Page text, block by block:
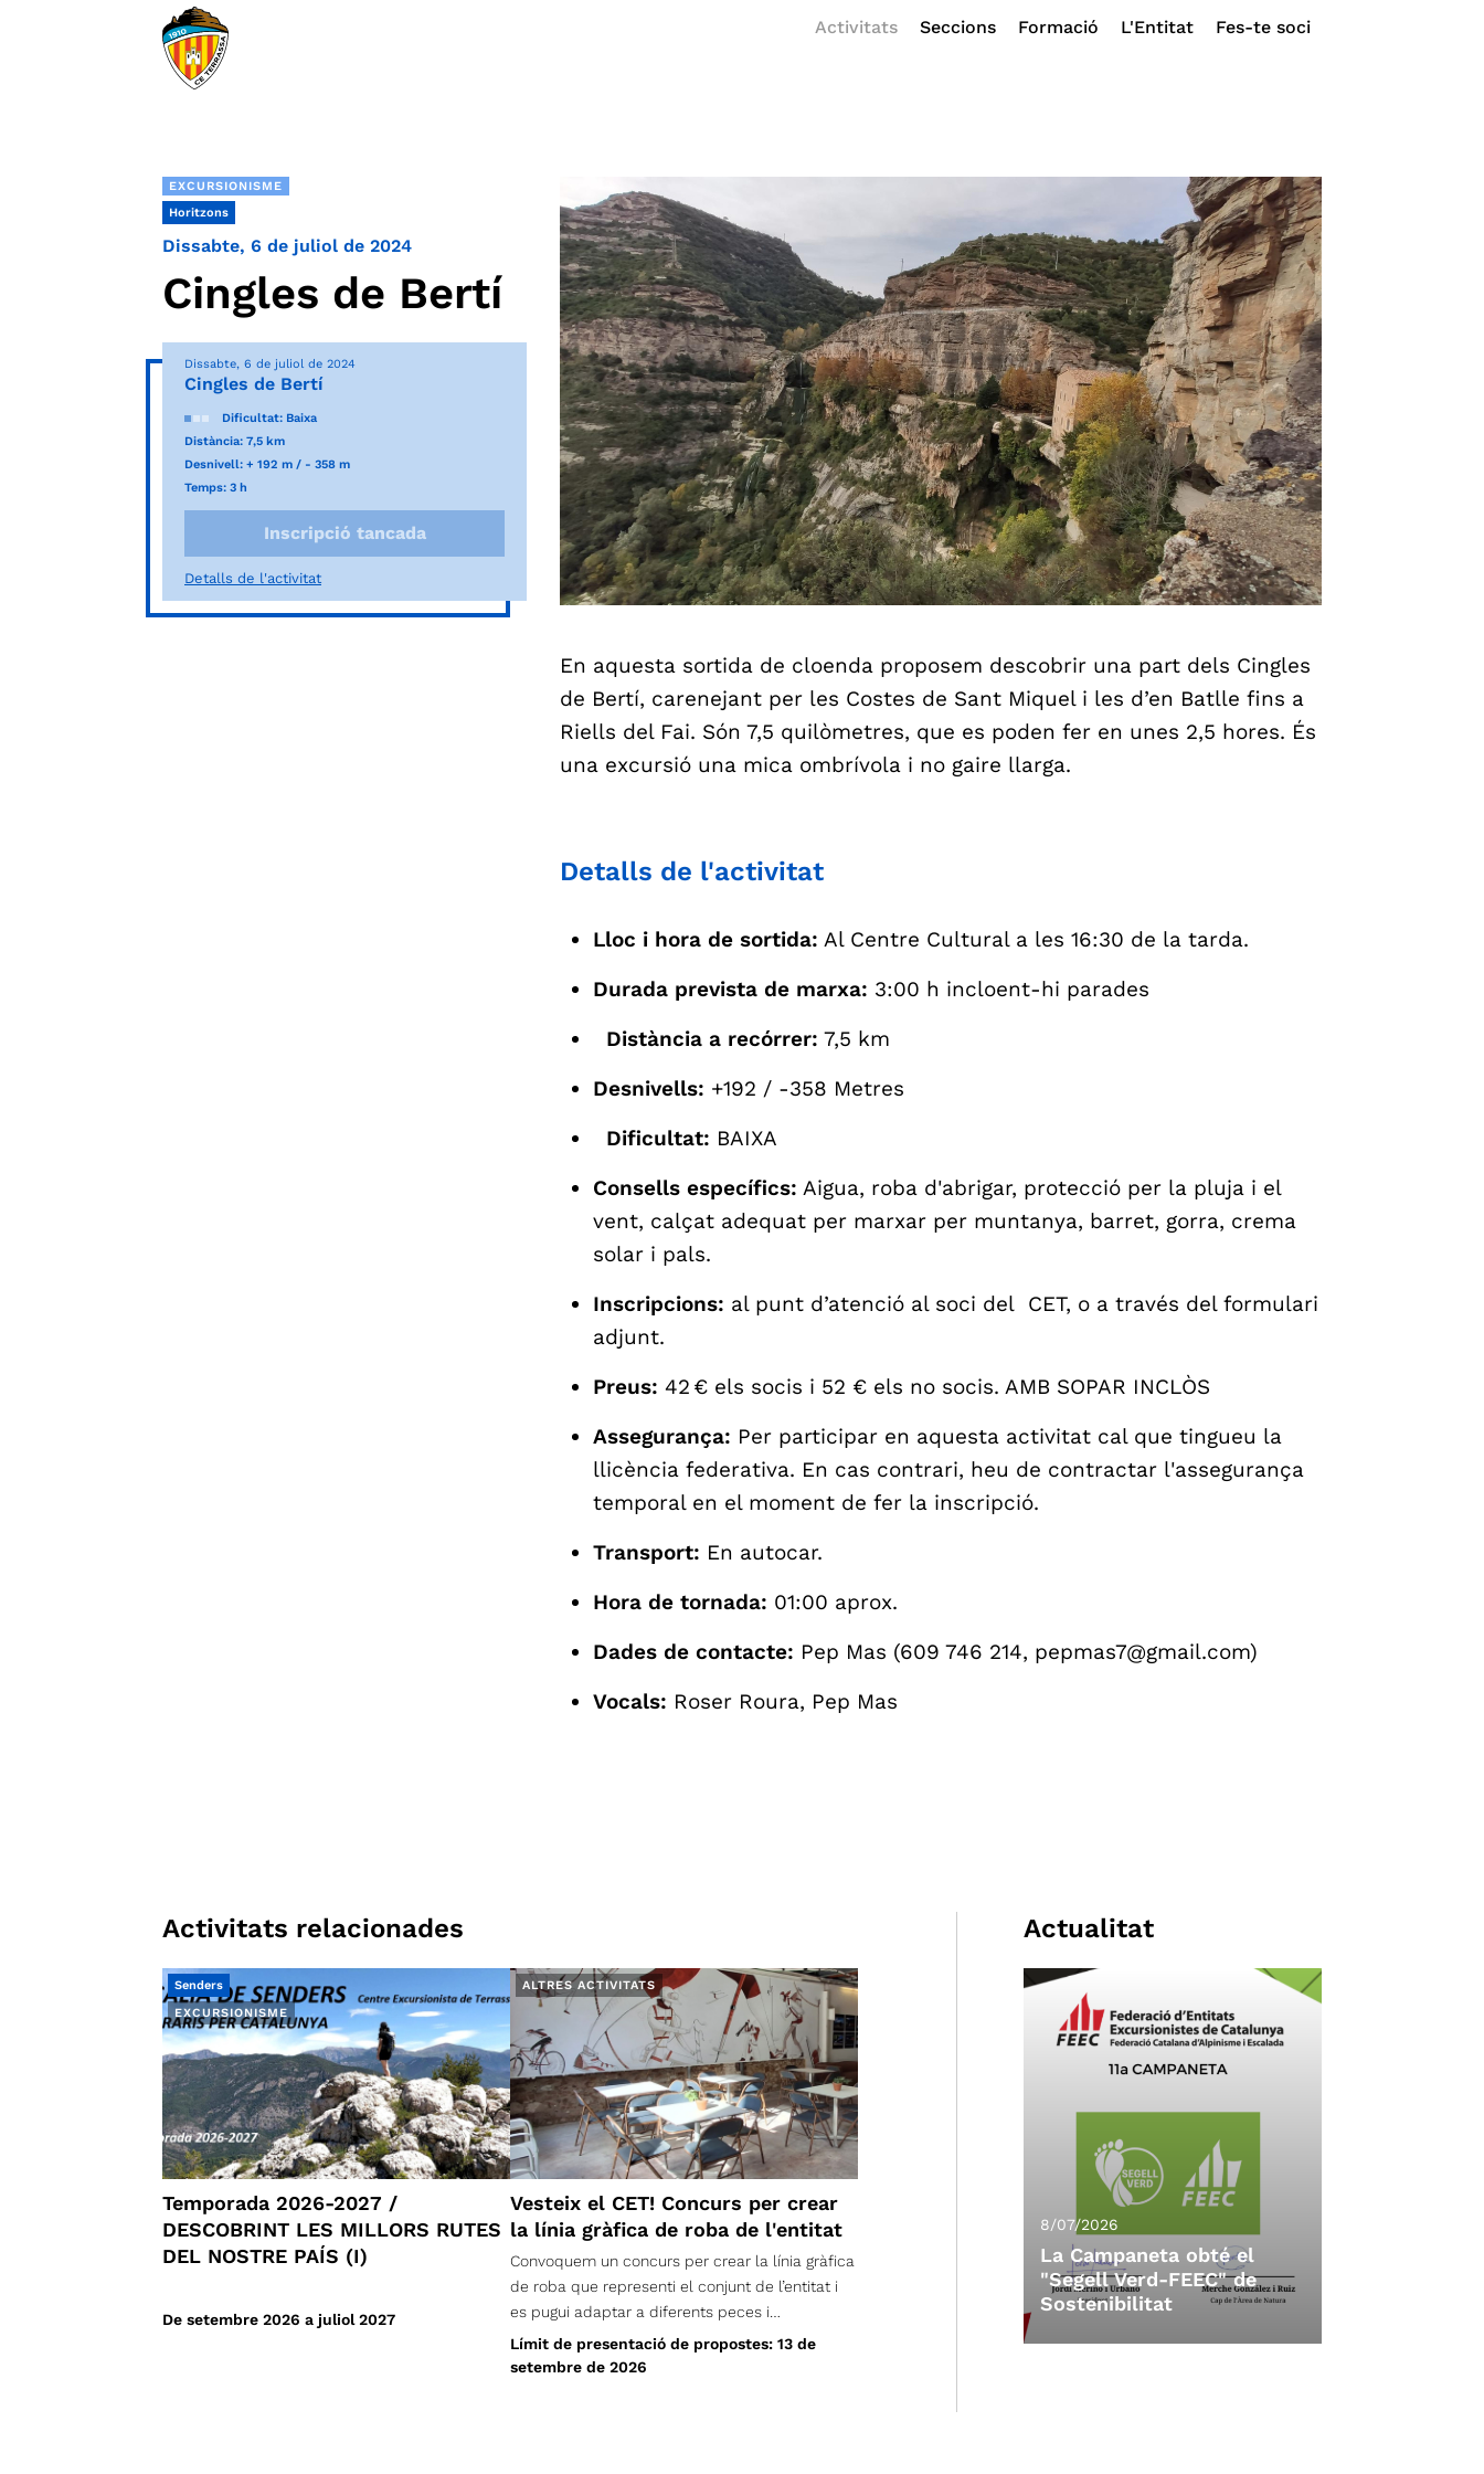
Activitats Seccions Formació L'Entitat Fes-te soci
EXCURSIONISME
Horitzons
Dissabte, 6 de juliol de 2024
Cingles de Bertí
Dissabte, 6 de juliol de 2024
Cingles de Bertí
Dificultat: Baixa
Distància: 7,5 km
Desnivell: + 192 m / - 358 m
Temps: 3 h
Inscripció tancada
Detalls de l'activitat
En aquesta sortida de cloenda proposem descobrir una part dels Cingles
de Bertí, carenejant per les Costes de Sant Miquel i les d’en Batlle fins a
Riells del Fai. Són 7,5 quilòmetres, que es poden fer en unes 2,5 hores. És
una excursió una mica ombrívola i no gaire llarga.
Detalls de l'activitat
Lloc i hora de sortida: Al Centre Cultural a les 16:30 de la tarda.
Durada prevista de marxa: 3:00 h incloent-hi parades
Distància a recórrer: 7,5 km
Desnivells: +192 / -358 Metres
Dificultat: BAIXA
Consells específics: Aigua, roba d'abrigar, protecció per la pluja i el
vent, calçat adequat per marxar per muntanya, barret, gorra, crema
solar i pals.
Inscripcions: al punt d’atenció al soci del CET, o a través del formulari
adjunt.
Preus: 42 € els socis i 52 € els no socis. AMB SOPAR INCLÒS
Assegurança: Per participar en aquesta activitat cal que tingueu la
llicència federativa. En cas contrari, heu de contractar l'assegurança
temporal en el moment de fer la inscripció.
Transport: En autocar.
Hora de tornada: 01:00 aprox.
Dades de contacte: Pep Mas (609 746 214, pepmas7@gmail.com)
Vocals: Roser Roura, Pep Mas
Activitats relacionades
EXCURSIONISME
Senders
Temporada 2026-2027 /
DESCOBRINT LES MILLORS RUTES
DEL NOSTRE PAÍS (I)
De setembre 2026 a juliol 2027
ALTRES ACTIVITATS
Vesteix el CET! Concurs per crear
la línia gràfica de roba de l'entitat
Convoquem un concurs per crear la línia gràfica
de roba que representi el conjunt de l’entitat i
es pugui adaptar a diferents peces i
complements. Volem una imatge compartida
que puguem portar persones de totes les edats,
Límit de presentació de propostes: 13 de
setembre de 2026
Actualitat
8/07/2026
La Campaneta obté el
"Segell Verd-FEEC" de
Sostenibilitat